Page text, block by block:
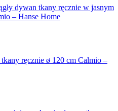
dywan tkany ręcznie w jasnym
– Hanse Home
ręcznie ø 120 cm Calmio –